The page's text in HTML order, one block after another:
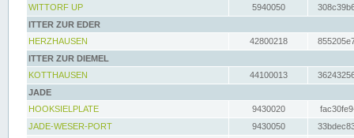
WITTORF UP
5940050
ITTER ZUR EDER
HERZHAUSEN
42800218
ITTER ZUR DIEMEL
KOTTHAUSEN
44100013
JADE
HOOKSIELPLATE
9430020
JADE-WESER-PORT
9430050